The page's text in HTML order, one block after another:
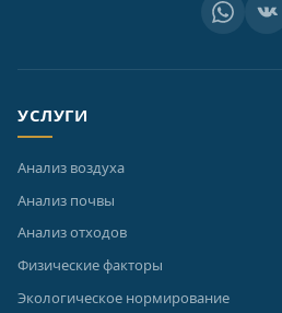
УСЛУГИ
Анализ воздуха
Анализ почвы
Анализ отходов
Физические факторы
Экологическое нормирование